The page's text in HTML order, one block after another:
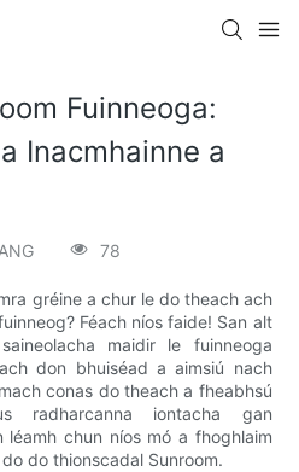
Fuinneoga:
Inacmhainne a
78
gréine a chur le do theach ach
Féach níos faide! San alt
maidir le fuinneoga
don bhuiséad a aimsiú nach
conas do theach a fheabhsú
radharcanna iontacha gan
léamh chun níos mó a fhoghlaim
do thionscadal Sunroom.